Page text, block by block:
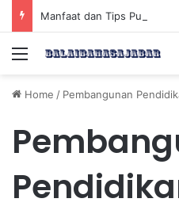
Manfaat dan Tips Puasa
Menu
Home / Pembangunan